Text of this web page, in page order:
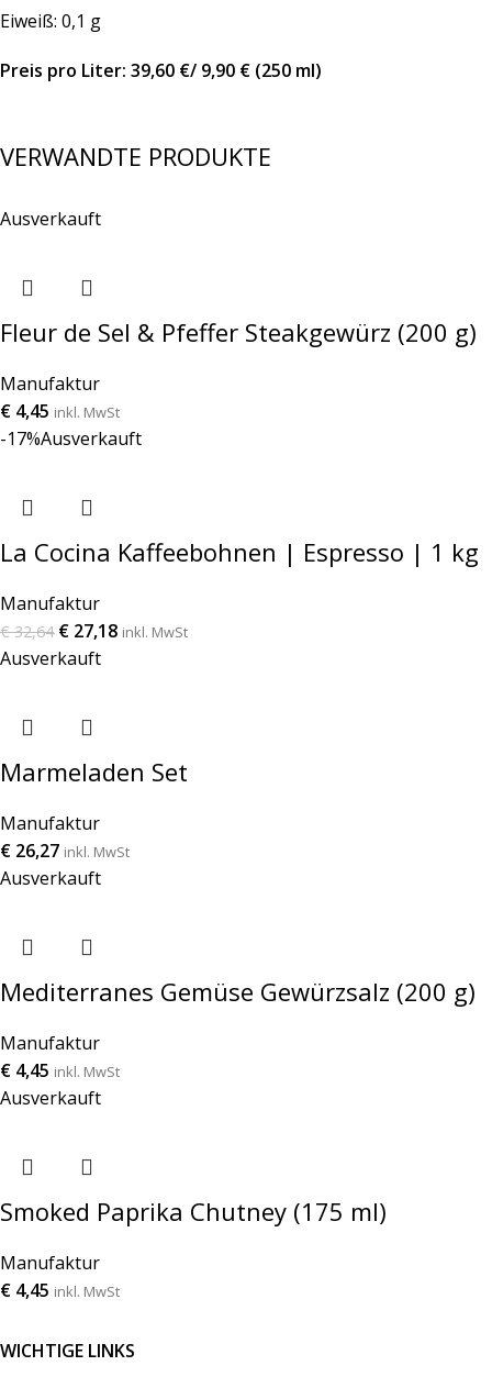
Eiweiß: 0,1 g
Preis pro Liter: 39,60 €/ 9,90 € (250 ml)
VERWANDTE PRODUKTE
Ausverkauft
Fleur de Sel & Pfeffer Steakgewürz (200 g)
Manufaktur
€ 4,45 inkl. MwSt
-17%Ausverkauft
La Cocina Kaffeebohnen | Espresso | 1 kg
Manufaktur
€32,64 € 27,18 inkl. MwSt
Ausverkauft
Marmeladen Set
Manufaktur
€ 26,27 inkl. MwSt
Ausverkauft
Mediterranes Gemüse Gewürzsalz (200 g)
Manufaktur
€ 4,45 inkl. MwSt
Ausverkauft
Smoked Paprika Chutney (175 ml)
Manufaktur
€ 4,45 inkl. MwSt
WICHTIGE LINKS